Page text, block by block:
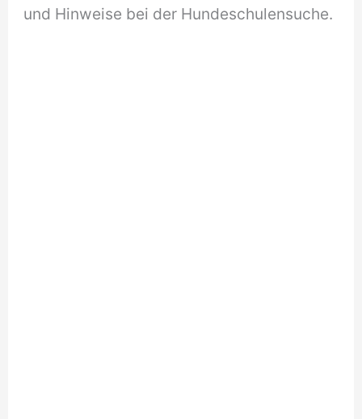
und Hinweise bei der Hundeschulensuche.